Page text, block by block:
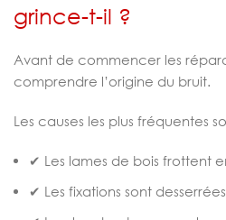
grince-t-il ?
Avant de commencer les
comprendre l’origine du bruit.
Les causes les plus fréquentes
✔ Les lames de bois frottent
✔ Les fixations sont